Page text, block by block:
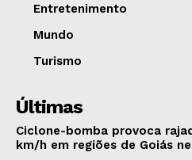
Entretenimento
Mundo
Turismo
Últimas
Ciclone-bomba provoca
km/h em regiões de Goiás